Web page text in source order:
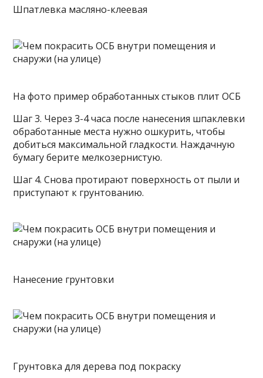
Шпатлевка масляно-клеевая
На фото пример обработанных стыков плит ОСБ
Шаг 3. Через 3-4 часа после нанесения шпаклевки
обработанные места нужно ошкурить, чтобы
добиться максимальной гладкости. Наждачную
бумагу берите мелкозернистую.
Шаг 4. Снова протирают поверхность от пыли и
приступают к грунтованию.
Нанесение грунтовки
Грунтовка для дерева под покраску